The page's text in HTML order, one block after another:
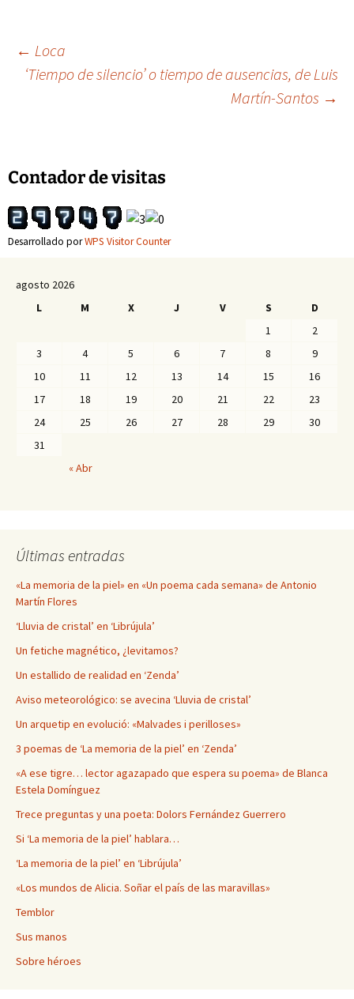
Navegación
entradas
← Loca
‘Tiempo de silencio’ o tiempo de ausencias, de Luis
Martín-Santos →
Contador de visitas
Desarrollado porWPS Visitor Counter
agosto 2026
L
M X J V S
D
1
2
3
4 5 6 7 8
9
10
11 12 13 14 15
16
17
18 19 20 21 22
23
24
25 26 27 28 29
30
31
« Abr
Últimas entradas
«La memoria de la piel» en «Un poema cada semana» de Antonio
Martín Flores
‘Lluvia de cristal’ en ‘Librújula’
Un fetiche magnético, ¿levitamos?
Un estallido de realidad en ‘Zenda’
Aviso meteorológico: se avecina ‘Lluvia de cristal’
Un arquetip en evolució: «Malvades i perilloses»
3 poemas de ‘La memoria de la piel’ en ‘Zenda’
«A ese tigre… lector agazapado que espera su poema» de Blanca
Estela Domínguez
Trece preguntas y una poeta: Dolors Fernández Guerrero
Si ‘La memoria de la piel’ hablara…
‘La memoria de la piel’ en ‘Librújula’
«Los mundos de Alicia. Soñar el país de las maravillas»
Temblor
Sus manos
Sobre héroes